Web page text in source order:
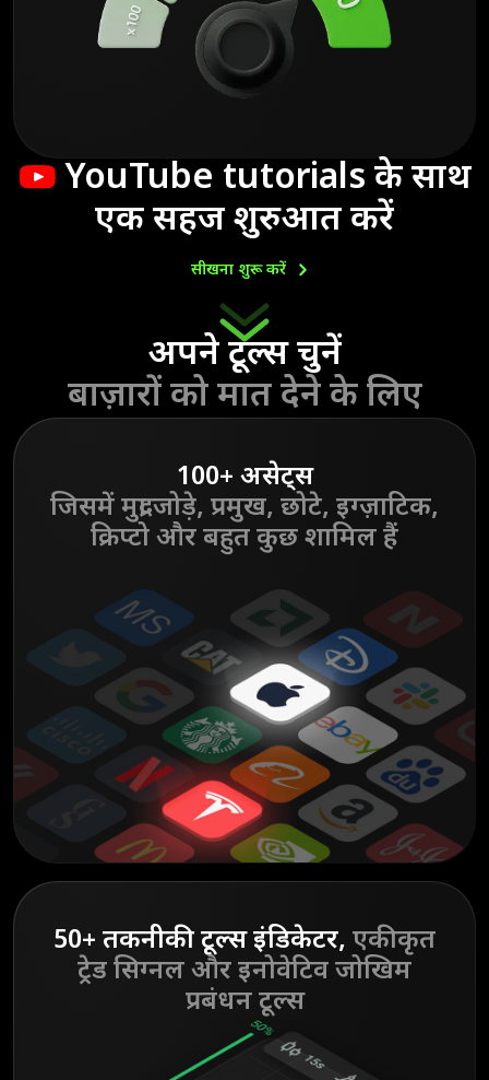
YouTube tutorials के साथ
एक सहज शुरुआत करें
सीखना शुरूकरें
अपने टूल्स चुनें
बाज़ारों को मात देने के लिए
100+ असेट्स
जिसमें मुद्रा जोड़े, प्रमुख, छोटे, इग्ज़ाटिक,
क्रिप्टो और बहुत कुछ शामिल हैं
50+ तकनीकी टूल्स इंडिकेटर, एकीकृत
ट्रेडसिग्नल और इनोवेटिव जोखिम
प्रबंधन टूल्स